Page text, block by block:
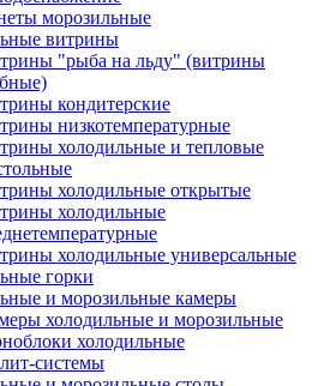
морозильные
витрины
"рыба на льду" (витрины
кондитерские
низкотемпературные
холодильные и тепловые
холодильные открытые
холодильные
холодильные универсальные
горки
и морозильные камеры
холодильные и морозильные
холодильные
системы